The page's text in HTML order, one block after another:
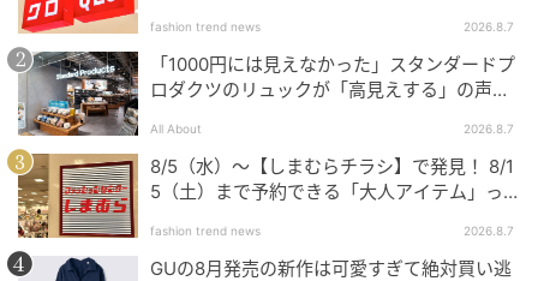
Ray(レイ)
fashion trend news 2026.8.7
「1000円には見えなかった」スタンダードプ
ロダクツのリュックが「高見えする」の声。
All About 2026.8.7
8/5（水）〜【しまむらチラシ】で発見！ 8/1
5（土）まで予約できる「大人アイテム」っ
fashion trend news 2026.8.7
GUの8月発売の新作は可愛すぎて絶対買い逃